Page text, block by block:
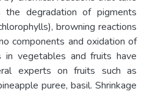
degradation of pigments
browning reactions
components and oxidation of
in vegetables and fruits have
experts on fruits such as
puree, basil. Shrinkage